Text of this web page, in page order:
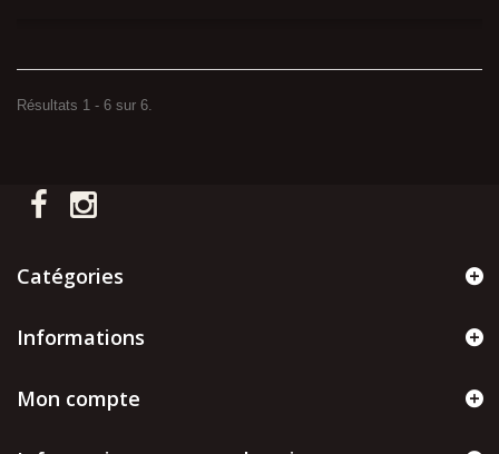
Résultats 1 - 6 sur 6.
Catégories
Informations
Mon compte